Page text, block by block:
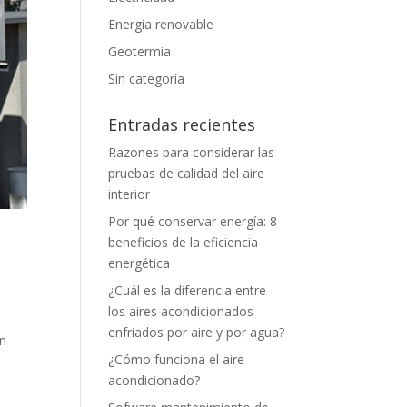
Energía renovable
Geotermia
Sin categoría
Entradas recientes
Razones para considerar las
pruebas de calidad del aire
interior
Por qué conservar energía: 8
beneficios de la eficiencia
energética
¿Cuál es la diferencia entre
los aires acondicionados
enfriados por aire y por agua?
¿Cómo funciona el aire
acondicionado?